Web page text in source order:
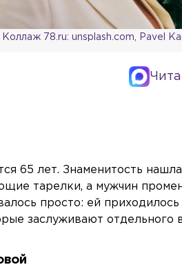
Коллаж 78.ru: unsplash.com, Pavel
65 лет. Знаменитость
тарелки, а мужчин
просто: ей
заслуживают отдельного